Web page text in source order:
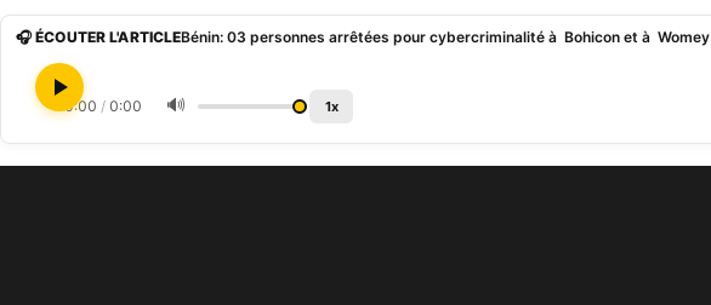
🎧 ÉCOUTER L'ARTICLEBénin: 03 personnes arrêtées pour cybercriminalité à Bohicon et à Womey
0:00 / 0:00 🔊 1x